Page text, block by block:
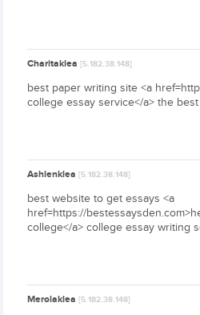
Charitaklea[5.182.38.148]
best paper writing site <a
college essay service</a> the
Ashlenklea[5.182.38.148]
best website to get essays <a
href=https://
college</a> college essay writing
Merolaklea[5.182.38.148]